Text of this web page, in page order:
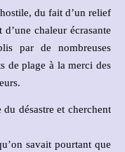
du fait d’un relief
chaleur écrasante
par de nombreuses
de plage à la merci des
désastre et cherchent
savait pourtant que